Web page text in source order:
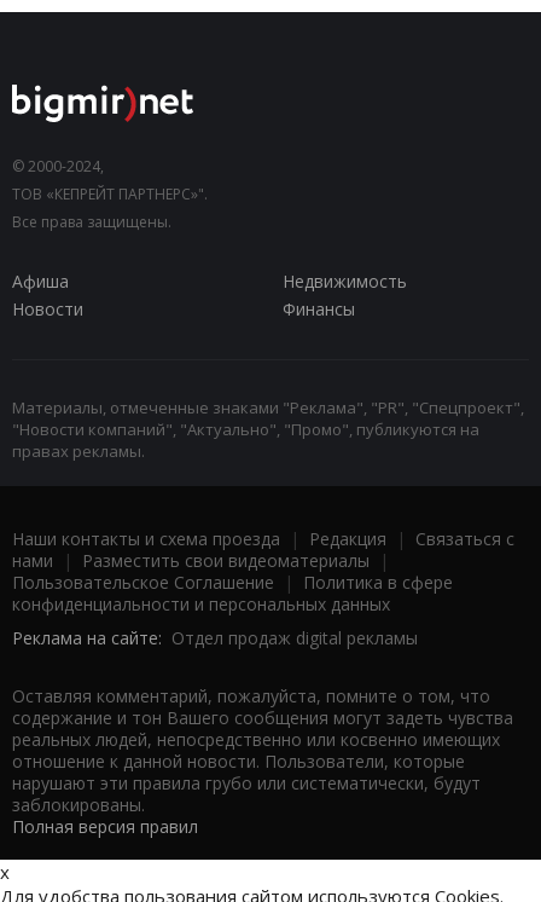
© 2000-2024,
ТОВ «КЕПРЕЙТ ПАРТНЕРС»".
Все права защищены.
Афиша
Недвижимость
Новости
Финансы
Материалы, отмеченные знаками "Реклама", "PR", "Спецпроект",
"Новости компаний", "Актуально", "Промо", публикуются на
правах рекламы.
Наши контакты и схема проезда | Редакция | Связаться с
нами | Разместить свои видеоматериалы |
Пользовательское Соглашение |
Политика в сфере
конфиденциальности и персональных данных
Реклама на сайте: Отдел продаж digital рекламы
Оставляя комментарий, пожалуйста, помните о том, что
содержание и тон Вашего сообщения могут задеть чувства
реальных людей, непосредственно или косвенно имеющих
отношение к данной новости. Пользователи, которые
нарушают эти правила грубо или систематически, будут
заблокированы.
Полная версия правил
x
Для удобства пользования сайтом используются Cookies.